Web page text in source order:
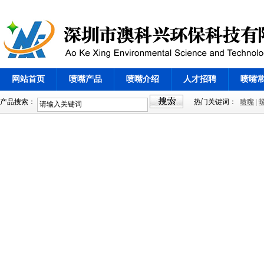
网站首页 喷嘴产品 喷嘴介绍 人才招聘 喷嘴
产品搜索： 热门关键词： 喷嘴